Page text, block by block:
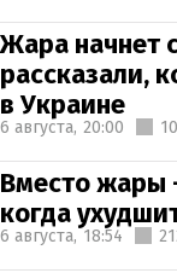
Жара начнет
рассказали,
в Украине
6 августа, 20:00
Вместо жары
когда
6 августа, 18:54